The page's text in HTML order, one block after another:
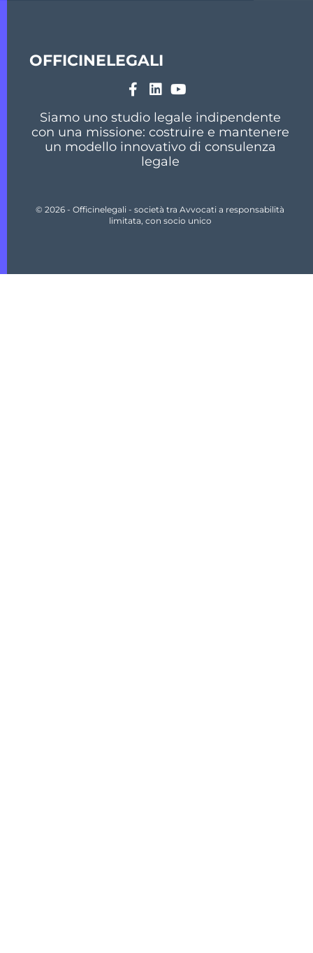
OFFICINELEGALI
Siamo uno studio legale indipendente
con una missione: costruire e mantenere
un modello innovativo di consulenza
legale
© 2026 - Officinelegali - società tra Avvocati a responsabilità
limitata, con socio unico